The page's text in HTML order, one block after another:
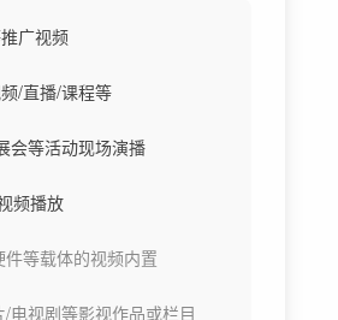
广视频
/直播/课程等
会等活动现场演播
频播放
等载体的视频内置
电视剧等影视作品或栏目